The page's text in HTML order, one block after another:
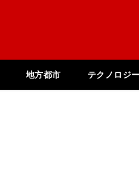
地方都市 テクノロジ